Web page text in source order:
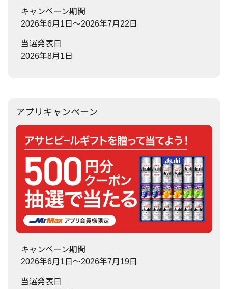
キャンペーン期間
2026年6月1日～2026年7月22日
当選発表日
2026年8月1日
アプリキャンペーン
キャンペーン期間
2026年6月1日～2026年7月19日
当選発表日